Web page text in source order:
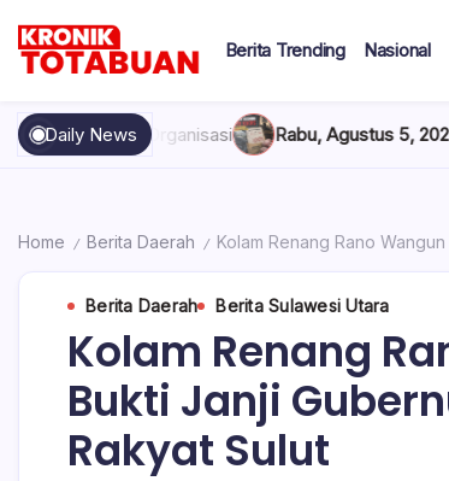
content
Totabuan
Terkini
hari
ini
Berita Trending Nasional
Daily NewsRabu, Agustus 5, 2026 , 11:44 AMAnak
Home / Berita Daerah / Kolam Renang Rano
Berita Daerah Berita Sulawesi Utara
Kolam Renang
Bukti Janji
Rakyat Sulut